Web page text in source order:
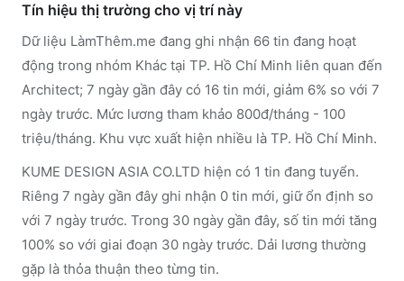
Tín hiệu thị trường cho vị trí này
Dữ liệu LàmThêm.me đang ghi nhận 66 tin đang hoạt
động trong nhóm Khác tại TP. Hồ Chí Minh liên quan đến
Architect; 7 ngày gần đây có 16 tin mới, giảm 6% so với 7
ngày trước. Mức lương tham khảo 800đ/tháng - 100
triệu/tháng. Khu vực xuất hiện nhiều là TP. Hồ Chí Minh.
KUME DESIGN ASIA CO.LTD hiện có 1 tin đang tuyển.
Riêng 7 ngày gần đây ghi nhận 0 tin mới, giữ ổn định so
với 7 ngày trước. Trong 30 ngày gần đây, số tin mới tăng
100% so với giai đoạn 30 ngày trước. Dải lương thường
gặp là thỏa thuận theo từng tin.